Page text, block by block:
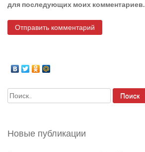
для последующих моих комментариев.
Найти:
Новые публикации